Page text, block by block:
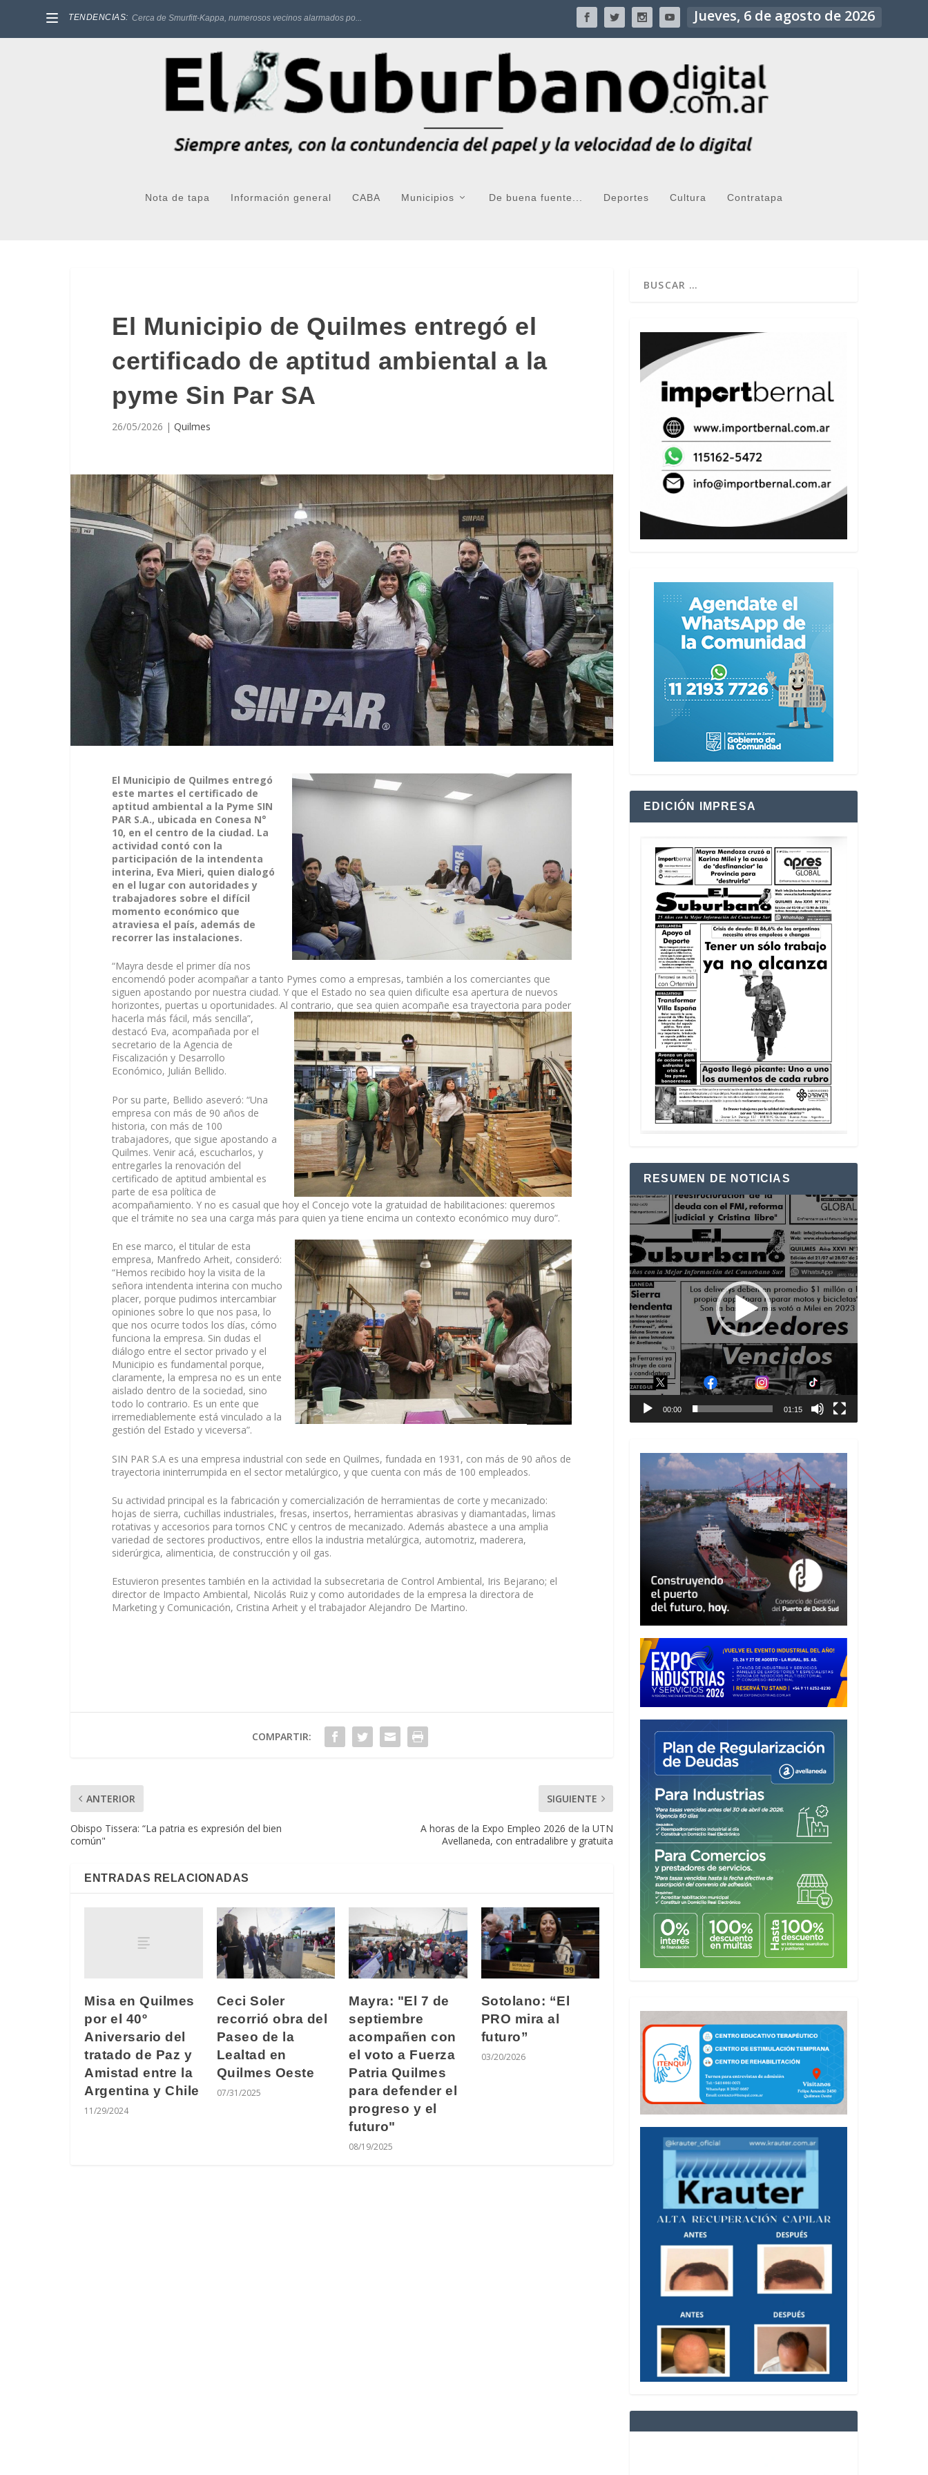
TENDENCIAS: Cerca de Smurfitt-Kappa, numerosos vecinos alarmados po... Jueves, 6 de agosto de 2026
Nota de tapa Información general CABA Municipios De buena fuente... Deportes Cultura Contratapa
El Municipio de Quilmes entregó el
certificado de aptitud ambiental a la
pyme Sin Par SA
26/05/2026 | Quilmes
El Municipio de Quilmes entregó
este martes el certificado de
aptitud ambiental a la Pyme SIN
PAR S.A., ubicada en Conesa N°
10, en el centro de la ciudad. La
actividad contó con la
participación de la intendenta
interina, Eva Mieri, quien dialogó
en el lugar con autoridades y
trabajadores sobre el difícil
momento económico que
atraviesa el país, además de
recorrer las instalaciones.
“Mayra desde el primer día nos
encomendó poder acompañar a tanto Pymes como a empresas, también a los comerciantes que
siguen apostando por nuestra ciudad. Y que el Estado no sea quien dificulte esa apertura de nuevos
horizontes, puertas u oportunidades. Al contrario, que sea quien acompañe esa trayectoria para poder
hacerla más fácil, más sencilla”,
destacó Eva, acompañada por el
secretario de la Agencia de
Fiscalización y Desarrollo
Económico, Julián Bellido.
Por su parte, Bellido aseveró: “Una
empresa con más de 90 años de
historia, con más de 100
trabajadores, que sigue apostando a
Quilmes. Venir acá, escucharlos, y
entregarles la renovación del
certificado de aptitud ambiental es
parte de esa política de
acompañamiento. Y no es casual que hoy el Concejo vote la gratuidad de habilitaciones: queremos
que el trámite no sea una carga más para quien ya tiene encima un contexto económico muy duro”.
En ese marco, el titular de esta
empresa, Manfredo Arheit, consideró:
“Hemos recibido hoy la visita de la
señora intendenta interina con mucho
placer, porque pudimos intercambiar
opiniones sobre lo que nos pasa, lo
que nos ocurre todos los días, cómo
funciona la empresa. Sin dudas el
diálogo entre el sector privado y el
Municipio es fundamental porque,
claramente, la empresa no es un ente
aislado dentro de la sociedad, sino
todo lo contrario. Es un ente que
irremediablemente está vinculado a la
gestión del Estado y viceversa”.
SIN PAR S.A es una empresa industrial con sede en Quilmes, fundada en 1931, con más de 90 años de
trayectoria ininterrumpida en el sector metalúrgico, y que cuenta con más de 100 empleados.
Su actividad principal es la fabricación y comercialización de herramientas de corte y mecanizado:
hojas de sierra, cuchillas industriales, fresas, insertos, herramientas abrasivas y diamantadas, limas
rotativas y accesorios para tornos CNC y centros de mecanizado. Además abastece a una amplia
variedad de sectores productivos, entre ellos la industria metalúrgica, automotriz, maderera,
siderúrgica, alimenticia, de construcción y oil gas.
Estuvieron presentes también en la actividad la subsecretaria de Control Ambiental, Iris Bejarano; el
director de Impacto Ambiental, Nicolás Ruiz y como autoridades de la empresa la directora de
Marketing y Comunicación, Cristina Arheit y el trabajador Alejandro De Martino.
COMPARTIR:
ANTERIOR
Obispo Tissera: “La patria es expresión del bien
común"
SIGUIENTE
A horas de la Expo Empleo 2026 de la UTN
Avellaneda, con entradalibre y gratuita
ENTRADAS RELACIONADAS
Misa en Quilmes
por el 40º
Aniversario del
tratado de Paz y
Amistad entre la
Argentina y Chile
11/29/2024
Ceci Soler
recorrió obra del
Paseo de la
Lealtad en
Quilmes Oeste
07/31/2025
Mayra: "El 7 de
septiembre
acompañen con
el voto a Fuerza
Patria Quilmes
para defender el
progreso y el
futuro"
08/19/2025
Sotolano: “El
PRO mira al
futuro”
03/20/2026
EDICIÓN IMPRESA
RESUMEN DE NOTICIAS
Reproductor
de
vídeo
00:00 01:15